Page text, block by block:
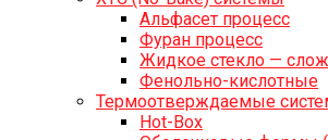
Альфасет процесс
Фуран процесс
Жидкое стекло —
Фенольно-кислотные
Термоотверждаемые
Hot-Box